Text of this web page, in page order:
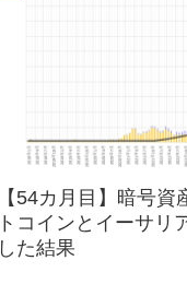
【54カ月目】暗号
トコインとイーサリ
した結果